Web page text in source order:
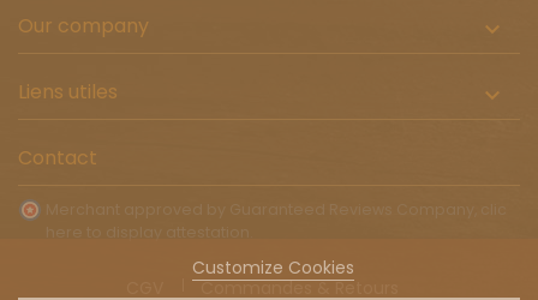
Customize Cookies
Our company

Liens utiles 
Contact
Commandes & Retours